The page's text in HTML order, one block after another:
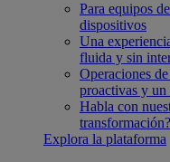
Para equipos
dispositivos
Una
fluida y sin
Operaciones
proactivas y
Habla con
transformación?
Explora la plataforma